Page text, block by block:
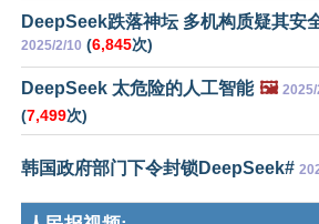
DeepSeek跌落神坛 多机构质疑其安
2025/2/10 (6,845次)
DeepSeek 太危险的人工智能 🖼️ 2025/
(7,499次)
韩国政府部门下令封锁DeepSeek#